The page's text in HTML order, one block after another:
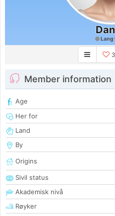
Lang
3
Member information
Age
Her for
Land
By
Origins
Sivil status
Akademisk nivå
Røyker